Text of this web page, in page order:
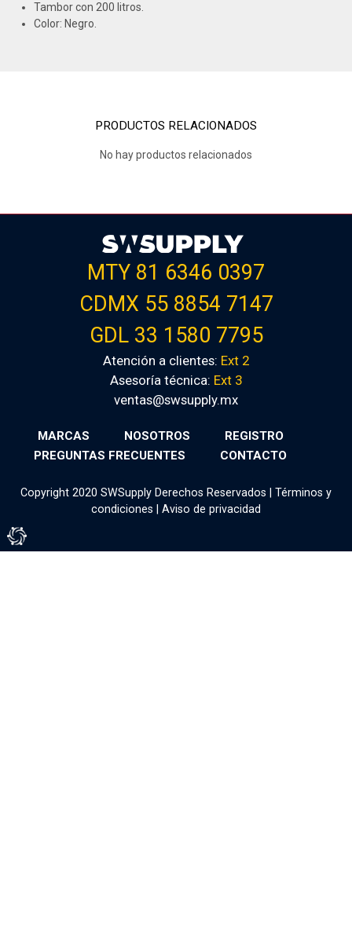
Tambor con 200 litros.
Color: Negro.
PRODUCTOS RELACIONADOS
No hay productos relacionados
MTY 81 6346 0397
CDMX 55 8854 7147
GDL 33 1580 7795
Atención a clientes: Ext 2
Asesoría técnica: Ext 3
ventas@swsupply.mx
MARCAS NOSOTROS
REGISTRO
PREGUNTAS FRECUENTES
CONTACTO
Copyright 2020 SWSupply Derechos Reservados | Términos y
condiciones
Aviso de privacidad